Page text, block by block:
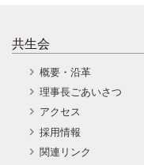
共生会
概要・沿革
理事長ごあいさつ
アクセス
採用情報
関連リンク